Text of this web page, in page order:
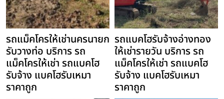
รถแม็คโครให้เช่านครนายก
รับวางท่อ บริการ รถ
แม็คโครให้เช่า รถแบคโฮ
รับจ้าง แบคโฮรับเหมา
ราคาถูก
รถแบคโฮรับจ้างอ่างทอง
ให้เช่ารายวัน บริการ รถ
แม็คโครให้เช่า รถแบคโฮ
รับจ้าง แบคโฮรับเหมา
ราคาถูก